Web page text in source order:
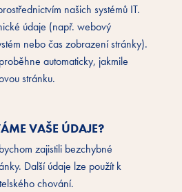
našich systémů IT.
údaje (např. webový
nebo čas zobrazení stránky).
automaticky, jakmile
stránku.
VAŠE ÚDAJE?
zajistili bezchybné
Další údaje lze použít k
chování.